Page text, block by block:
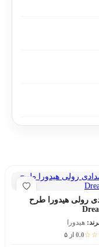
رولی هیدورا طرح
هیدورا
0.0 از ۵